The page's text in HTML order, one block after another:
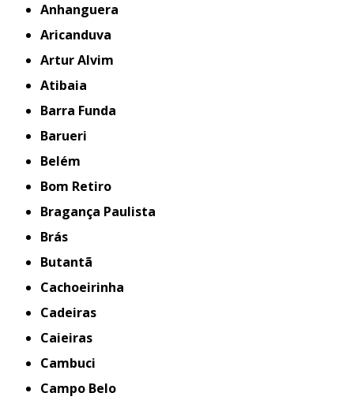
Anhanguera
Aricanduva
Artur Alvim
Atibaia
Barra Funda
Barueri
Belém
Bom Retiro
Bragança Paulista
Brás
Butantã
Cachoeirinha
Cadeiras
Caieiras
Cambuci
Campo Belo